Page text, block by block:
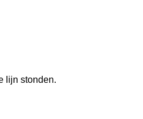
lijn stonden.